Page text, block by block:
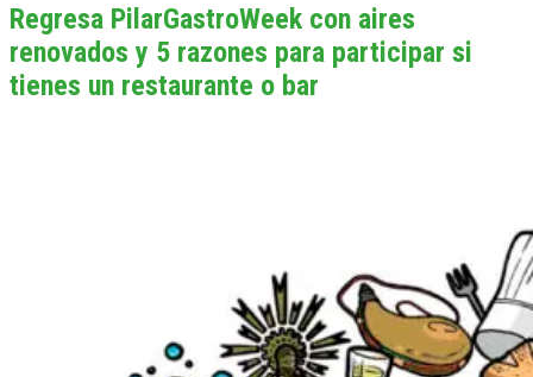
Regresa PilarGastroWeek con aires
renovados y 5 razones para participar si
tienes un restaurante o bar